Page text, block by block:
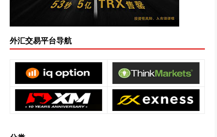
外汇交易平台导航